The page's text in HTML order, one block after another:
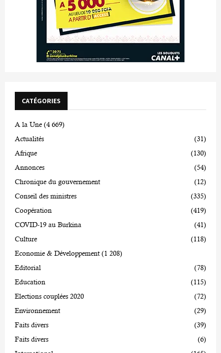
CATÉGORIES
A la Une (4 669)
Actualités
(31)
Afrique
(130)
Annonces
(54)
Chronique du gouvernement
(12)
Conseil des ministres
(335)
Coopération
(419)
COVID-19 au Burkina
(41)
Culture
(118)
Economie & Développement (1 208)
Editorial
(78)
Education
(115)
Elections couplées 2020
(72)
Environnement
(29)
Faits divers
(39)
Faits divers
(6)